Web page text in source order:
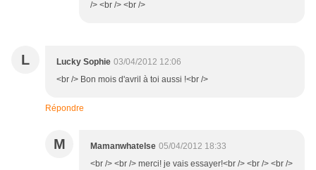
/> <br /> <br />
L Lucky Sophie 03/04/2012 12:06
<br /> Bon mois d'avril à toi aussi !<br />
Répondre
M Mamanwhatelse 05/04/2012 18:33
<br /> <br /> merci! je vais essayer!<br /> <br /> <br />